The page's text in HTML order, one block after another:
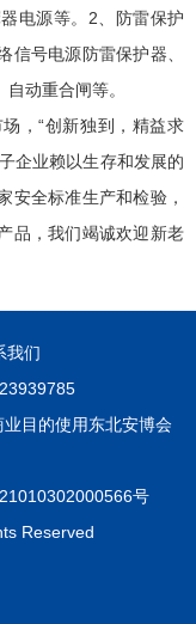
电源等。2、防雷保护
信号电源防雷保护器、
动重合闸等。
，“创新独到，精益求
企业赖以生存和发展的
安全标准生产和检验，
品，我们竭诚欢迎新老
我们
目的使用东北安博会
号
Reserved